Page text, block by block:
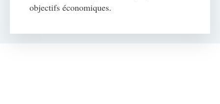
objectifs économiques.